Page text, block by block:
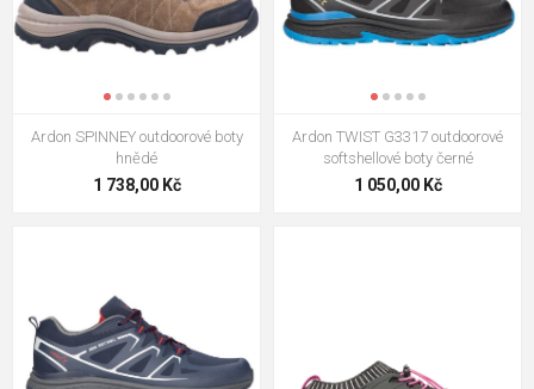
Ardon SPINNEY outdoorové boty
hnědé
1 738,00 Kč
Ardon TWIST G3317 outdoorové
softshellové boty černé
1 050,00 Kč